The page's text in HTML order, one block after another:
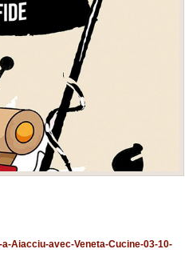
Aiacciu-avec-Veneta-Cucine-03-10-